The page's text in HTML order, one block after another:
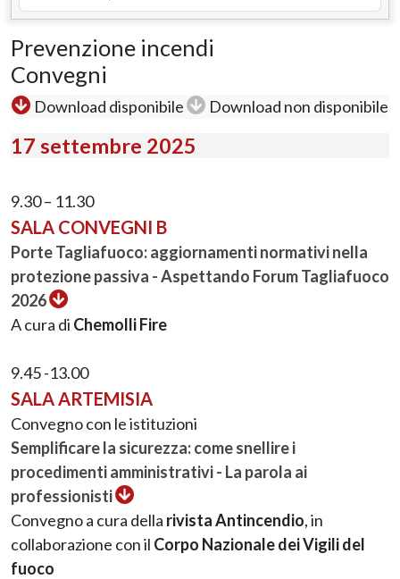
Prevenzione incendi
Convegni
Download disponibile Download non disponibile
17 settembre 2025
9.30 – 11.30
SALA CONVEGNI B
Porte Tagliafuoco: aggiornamenti normativi nella
protezione passiva - Aspettando Forum Tagliafuoco
2026
A cura di Chemolli Fire
9.45 -13.00
SALA ARTEMISIA
Convegno con le istituzioni
Semplificare la sicurezza: come snellire i
procedimenti amministrativi - La parola ai
professionisti
Convegno a cura della rivista Antincendio, in
collaborazione con il Corpo Nazionale dei Vigili del
fuoco